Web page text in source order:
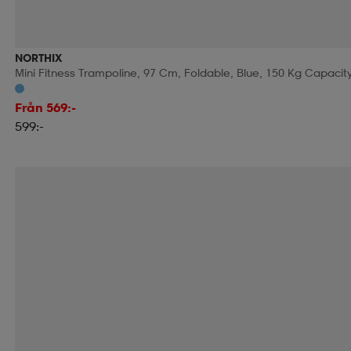
NORTHIX
Mini Fitness Trampoline, 97 Cm, Foldable, Blue, 150 Kg
Från 569:-
599:-